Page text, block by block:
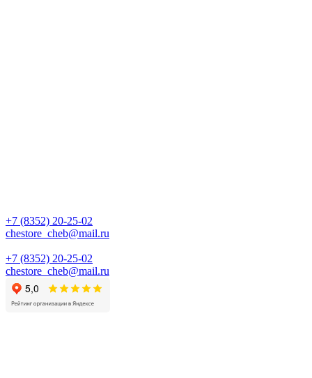
+7 (8352) 20-25-02
chestore_cheb@mail.ru
+7 (8352) 20-25-02
chestore_cheb@mail.ru